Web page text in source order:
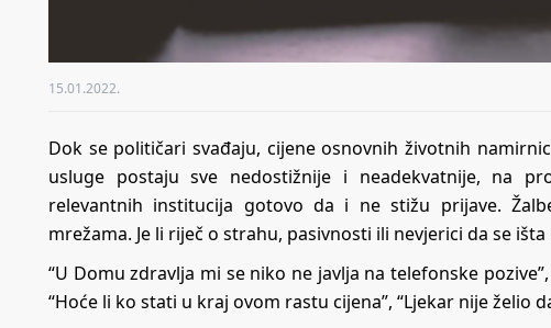
15.01.2022.
Dok se političari svađaju, cijene osnovnih životnih
usluge postaju sve nedostižnije i neadekvatnije, na
relevantnih institucija gotovo da i ne stižu prijave.
mrežama. Je li riječ o strahu, pasivnosti ili nevjerici da se
“U Domu zdravlja mi se niko ne javlja na telefonske
“Hoće li ko stati u kraj ovom rastu cijena”, “Ljekar nije želio